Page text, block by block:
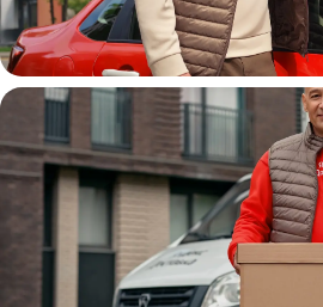
Автокурьер